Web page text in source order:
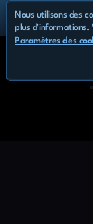
Nous utilisons des
plus d'informations.
Paramètres des